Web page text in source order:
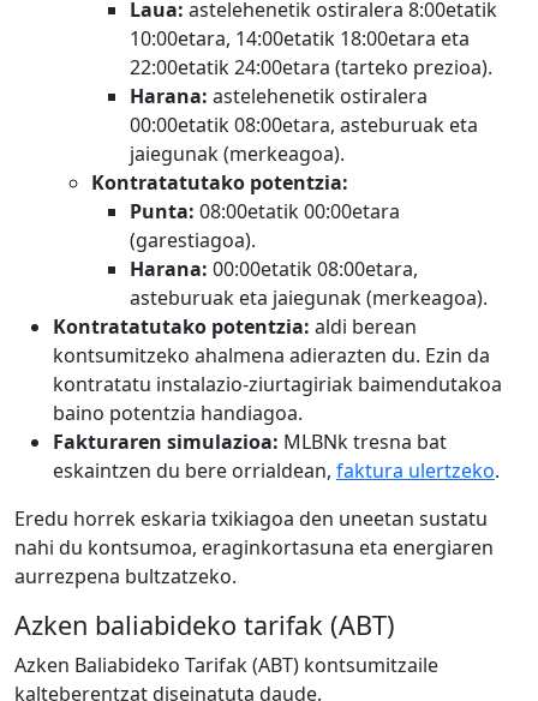
Laua: astelehenetik ostiralera 8:00etatik
10:00etara, 14:00etatik 18:00etara eta
22:00etatik 24:00etara (tarteko prezioa).
Harana: astelehenetik ostiralera
00:00etatik 08:00etara, asteburuak eta
jaiegunak (merkeagoa).
Kontratatutako potentzia:
Punta: 08:00etatik 00:00etara
(garestiagoa).
Harana: 00:00etatik 08:00etara,
asteburuak eta jaiegunak (merkeagoa).
Kontratatutako potentzia: aldi berean
kontsumitzeko ahalmena adierazten du. Ezin da
kontratatu instalazio-ziurtagiriak baimendutakoa
baino potentzia handiagoa.
Fakturaren simulazioa: MLBNk tresna bat
eskaintzen du bere orrialdean, faktura ulertzeko.
Eredu horrek eskaria txikiagoa den uneetan sustatu
nahi du kontsumoa, eraginkortasuna eta energiaren
aurrezpena bultzatzeko.
Azken baliabideko tarifak (ABT)
Azken Baliabideko Tarifak (ABT) kontsumitzaile
kalteberentzat diseinatuta daude.